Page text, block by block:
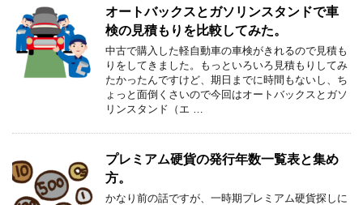
オートバックスとガソリンスタンドで車
検の見積もりを比較してみた。
中古で購入した軽自動車の車検がきれるので見積も
りをしてきました。もっといろいろ見積もりしてみ
たかったんですけど、期日までに時間もないし、ち
ょっと面倒くさいので今回はオートバックスとガソ
リンスタンド（エ …
プレミアム硬貨の発行年数一覧表と集め
方。
かなり前の話ですが、一時期プレミアム硬貨探しに